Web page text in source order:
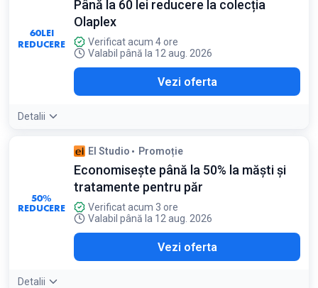
60LEI
REDUCERE
Până la 60 lei reducere la colecția
Olaplex
Verificat acum 4 ore
Valabil până la 12 aug. 2026
Vezi oferta
Detalii
50%
REDUCERE
El Studio Promoție
Economisește până la 50% la măști și
tratamente pentru păr
Verificat acum 3 ore
Valabil până la 12 aug. 2026
Vezi oferta
Detalii